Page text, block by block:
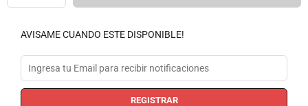
AVISAME CUANDO ESTE DISPONIBLE!
REGISTRAR